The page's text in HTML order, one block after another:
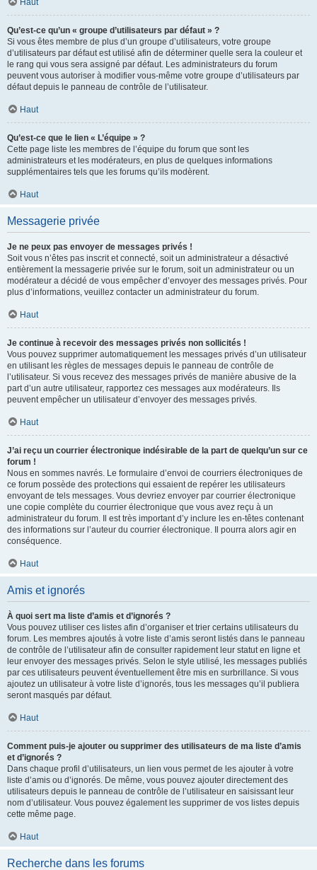
Haut
Qu’est-ce qu’un « groupe d’utilisateurs par défaut » ?
Si vous êtes membre de plus d’un groupe d’utilisateurs, votre groupe
d’utilisateurs par défaut est utilisé afin de déterminer quelle sera la couleur et
le rang qui vous sera assigné par défaut. Les administrateurs du forum
peuvent vous autoriser à modifier vous-même votre groupe d’utilisateurs par
défaut depuis le panneau de contrôle de l’utilisateur.
Haut
Qu’est-ce que le lien « L’équipe » ?
Cette page liste les membres de l’équipe du forum que sont les
administrateurs et les modérateurs, en plus de quelques informations
supplémentaires tels que les forums qu’ils modèrent.
Haut
Messagerie privée
Je ne peux pas envoyer de messages privés !
Soit vous n’êtes pas inscrit et connecté, soit un administrateur a désactivé
entièrement la messagerie privée sur le forum, soit un administrateur ou un
modérateur a décidé de vous empêcher d’envoyer des messages privés. Pour
plus d’informations, veuillez contacter un administrateur du forum.
Haut
Je continue à recevoir des messages privés non sollicités !
Vous pouvez supprimer automatiquement les messages privés d’un utilisateur
en utilisant les règles de messages depuis le panneau de contrôle de
l’utilisateur. Si vous recevez des messages privés de manière abusive de la
part d’un autre utilisateur, rapportez ces messages aux modérateurs. Ils
peuvent empêcher un utilisateur d’envoyer des messages privés.
Haut
J’ai reçu un courrier électronique indésirable de la part de quelqu’un sur ce
forum !
Nous en sommes navrés. Le formulaire d’envoi de courriers électroniques de
ce forum possède des protections qui essaient de repérer les utilisateurs
envoyant de tels messages. Vous devriez envoyer par courrier électronique
une copie complète du courrier électronique que vous avez reçu à un
administrateur du forum. Il est très important d’y inclure les en-têtes contenant
des informations sur l’auteur du courrier électronique. Il pourra alors agir en
conséquence.
Haut
Amis et ignorés
À quoi sert ma liste d’amis et d’ignorés ?
Vous pouvez utiliser ces listes afin d’organiser et trier certains utilisateurs du
forum. Les membres ajoutés à votre liste d’amis seront listés dans le panneau
de contrôle de l’utilisateur afin de consulter rapidement leur statut en ligne et
leur envoyer des messages privés. Selon le style utilisé, les messages publiés
par ces utilisateurs peuvent éventuellement être mis en surbrillance. Si vous
ajoutez un utilisateur à votre liste d’ignorés, tous les messages qu’il publiera
seront masqués par défaut.
Haut
Comment puis-je ajouter ou supprimer des utilisateurs de ma liste d’amis
et d’ignorés ?
Dans chaque profil d’utilisateurs, un lien vous permet de les ajouter à votre
liste d’amis ou d’ignorés. De même, vous pouvez ajouter directement des
utilisateurs depuis le panneau de contrôle de l’utilisateur en saisissant leur
nom d’utilisateur. Vous pouvez également les supprimer de vos listes depuis
cette même page.
Haut
Recherche dans les forums